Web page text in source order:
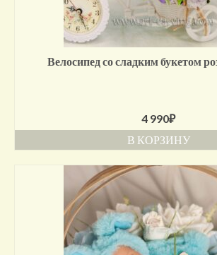
Велосипед со сладким букетом
4 990₽
В КОРЗИНУ